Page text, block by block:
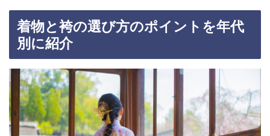
着物と袴の選び方のポイントを年代
別に紹介